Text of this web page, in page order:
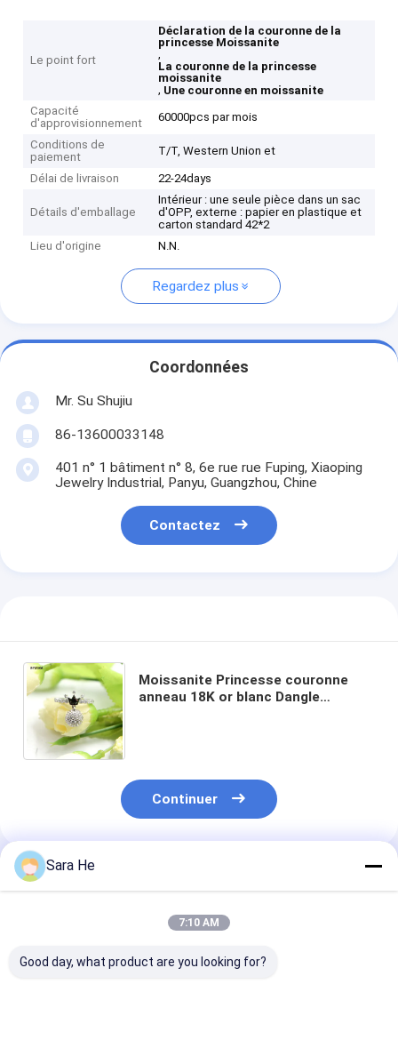
Le point fort
Déclaration de la couronne de la
princesse Moissanite
,
La couronne de la princesse
moissanite
, Une couronne en moissanite
Capacité
d'approvisionnement
60000pcs par mois
Conditions de
paiement
T/T, Western Union et
Délai de livraison 22-24days
Détails d'emballage
Intérieur : une seule pièce dans un sac
d'OPP, externe : papier en plastique et
carton standard 42*2
Lieu d'origine
N.N.
Regardez plus
Coordonnées
Mr. Su Shujiu
86-13600033148
401 n° 1 bâtiment n° 8, 6e rue rue Fuping, Xiaoping
Jewelry Industrial, Panyu, Guangzhou, Chine
Contactez
Moissanite Princesse couronne
anneau 18K or blanc Dangle
Continuer
Produits Recommandés
Sara He
7:10 AM
Good day, what product are you looking for?